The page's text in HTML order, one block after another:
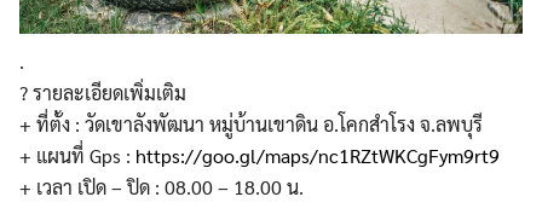
.
? รายละเอียดเพิ่มเติม
+ ที่ตั้ง : วัดเขาลังพัฒนา หมู่บ้านเขาดิน อ.โคกสำโรง จ.ลพบุรี
+ แผนที่ Gps : https://goo.gl/maps/nc1RZtWKCgFym9rt9
+ เวลา เปิด – ปิด : 08.00 – 18.00 น.